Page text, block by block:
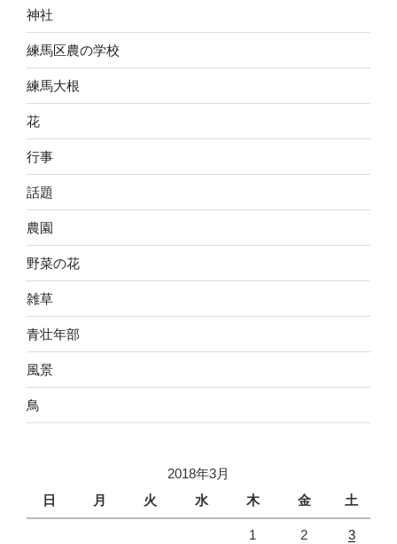
神社
練馬区農の学校
練馬大根
花
行事
話題
農園
野菜の花
雑草
青壮年部
風景
鳥
2018年3月
日
月 火 水 木 金 土
1 2 3